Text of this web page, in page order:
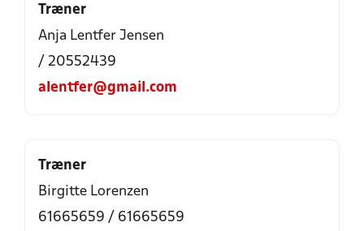
Træner
Anja Lentfer Jensen
/ 20552439
alentfer@gmail.com
Træner
Birgitte Lorenzen
61665659 / 61665659